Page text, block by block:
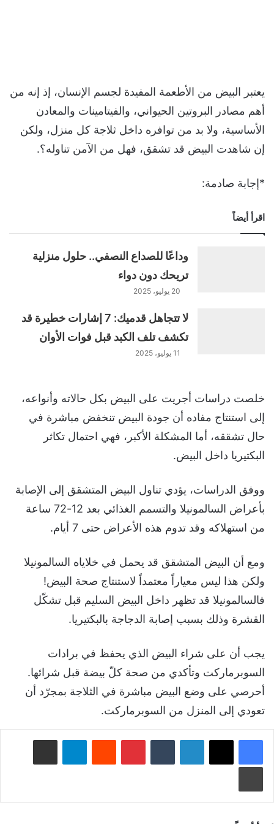
يعتبر البيض من الأطعمة المفيدة لجسم الإنسان، إذ إنه من
أهم مصادر البروتين الحيواني، والفيتامينات والمعادن
الأساسية، ولا بد من توافره داخل ثلاجة كل منزل، ولكن
إن شاهدت البيض قد تشقق، فهل من الآمن تناوله؟.
*إجابة صادمة:
اقرأ أيضاً
وداعًا للصداع النصفي.. حلول منزلية
تريحك دون دواء
20 يوليو، 2025
لا تتجاهل قدميك: 7 إشارات خطيرة قد
تكشف تلف الكبد قبل فوات الأوان
11 يوليو، 2025
خلصت دراسات أجريت على البيض بكل حالاته وأنواعه،
إلى استنتاج مفاده أن جودة البيض تنخفض مباشرة في
حال تشققه، أما المشكلة الأكبر، فهي احتمال تكاثر
البكتيريا داخل البيض.
ووفق الدراسات، يؤدي تناول البيض المتشقق إلى الإصابة
بأعراض السالمونيلا والتسمم الغذائي بعد 12-72 ساعة
من استهلاكه وقد تدوم هذه الأعراض حتى 7 أيام.
ومع أن البيض المتشقق قد يحمل في خلاياه السالمونيلا
ولكن هذا ليس معياراً معتمداً لاستنتاج صحة البيض!
فالسالمونيلا قد تظهر داخل البيض السليم قبل تشكّل
القشرة وذلك بسبب إصابة الدجاجة بالبكتيريا.
يجب أن على شراء البيض الذي يحفظ في برادات
السوبرماركت وتأكدي من صحة كلّ بيضة قبل شرائها.
أحرصي على وضع البيض مباشرة في الثلاجة بمجرّد أن
تعودي إلى المنزل من السوبرماركت.
لينكدإن بينتيريست